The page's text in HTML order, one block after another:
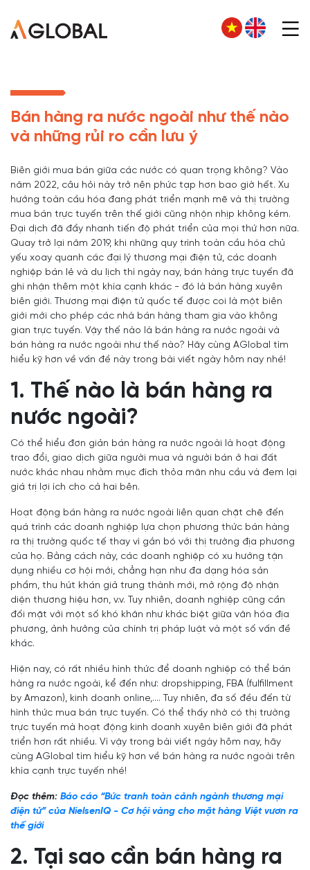
Bán hàng ra nước ngoài như thế nào
và những rủi ro cần lưu ý
Biên giới mua bán giữa các nước có quan trọng không? Vào
năm 2022, câu hỏi này trở nên phức tạp hơn bao giờ hết. Xu
hướng toàn cầu hóa đang phát triển mạnh mẽ và thị trường
mua bán trực tuyến trên thế giới cũng nhộn nhịp không kém.
Đại dịch đã đẩy nhanh tiến độ phát triển của mọi thứ hơn nữa.
Quay trở lại năm 2019, khi những quy trình toàn cầu hóa chủ
yếu xoay quanh các đại lý thương mại điện tử, các doanh
nghiệp bán lẻ và du lịch thì ngày nay, bán hàng trực tuyến đã
ghi nhận thêm một khía cạnh khác - đó là bán hàng xuyên
biên giới. Thương mại điện tử quốc tế được coi là một biên
giới mới cho phép các nhà bán hàng tham gia vào không
gian trực tuyến. Vậy thế nào là bán hàng ra nước ngoài và
bán hàng ra nước ngoài như thế nào? Hãy cùng AGlobal tìm
hiểu kỹ hơn về vấn đề này trong bài viết ngày hôm nay nhé!
1. Thế nào là bán hàng ra
nước ngoài?
Có thể hiểu đơn giản bán hàng ra nước ngoài là hoạt động
trao đổi, giao dịch giữa người mua và người bán ở hai đất
nước khác nhau nhằm mục đích thỏa mãn nhu cầu và đem lại
giá trị lợi ích cho cả hai bên.
Hoạt động bán hàng ra nước ngoài liên quan chặt chẽ đến
quá trình các doanh nghiệp lựa chọn phương thức bán hàng
ra thị trường quốc tế thay vì gắn bó với thị trường địa phương
của họ. Bằng cách này, các doanh nghiệp có xu hướng tận
dụng nhiều cơ hội mới, chẳng hạn như đa dạng hóa sản
phẩm, thu hút khán giả trung thành mới, mở rộng độ nhận
diện thương hiệu hơn, v.v. Tuy nhiên, doanh nghiệp cũng cần
đối mặt với một số khó khăn như khác biệt giữa văn hóa địa
phương, ảnh hưởng của chính trị pháp luật và một số vấn đề
khác.
Hiện nay, có rất nhiều hình thức để doanh nghiệp có thể bán
hàng ra nước ngoài, kể đến như: dropshipping, FBA (fulfillment
by Amazon), kinh doanh online,.... Tuy nhiên, đa số đều đến từ
hình thức mua bán trực tuyến. Có thể thấy nhờ có thị trường
trực tuyến mà hoạt động kinh doanh xuyên biên giới đã phát
triển hơn rất nhiều. Vì vậy trong bài viết ngày hôm nay, hãy
cùng AGlobal tìm hiểu kỹ hơn về bán hàng ra nước ngoài trên
khía cạnh trực tuyến nhé!
Đọc thêm: Báo cáo “Bức tranh toàn cảnh ngành thương mại
điện tử” của NielsenIQ - Cơ hội vàng cho mặt hàng Việt vươn ra
thế giới
2. Tại sao cần bán hàng ra